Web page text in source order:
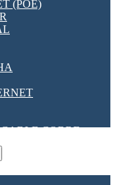
(POE)
COBRE